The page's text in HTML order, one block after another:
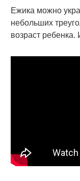
Ежика можно
небольших
возраст